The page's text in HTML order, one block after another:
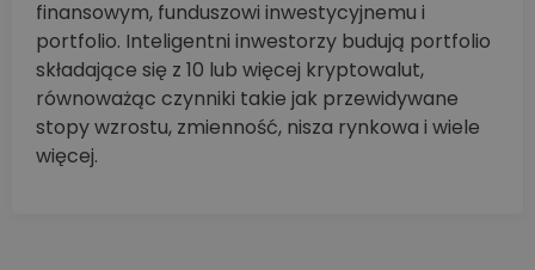
finansowym, funduszowi inwestycyjnemu i
portfolio. Inteligentni inwestorzy budują portfolio
składające się z 10 lub więcej kryptowalut,
równoważąc czynniki takie jak przewidywane
stopy wzrostu, zmienność, nisza rynkowa i wiele
więcej.